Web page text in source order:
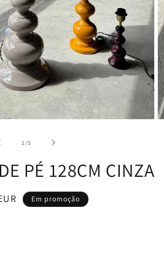
1/de
5
PÉ 128CM CINZA
Em promoção